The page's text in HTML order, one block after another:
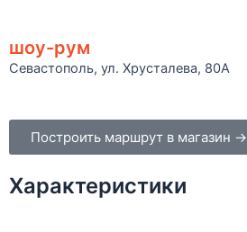
шоу-рум
Севастополь, ул. Хрусталева, 80А
Построить маршрут в магазин →
Характеристики